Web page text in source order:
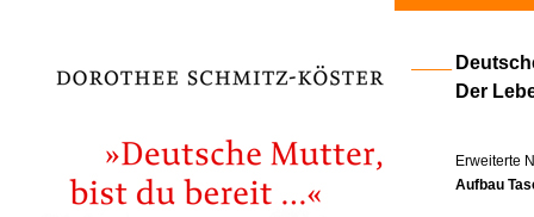
Der
Erweiterte
Aufbau